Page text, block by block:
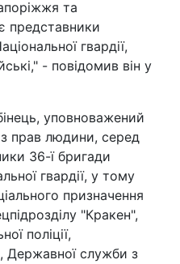
та
представники
гвардії,
- повідомив він у
уповноважений
прав людини, серед
36-ї бригади
гвардії, у тому
призначення
"Кракен",
поліції,
Державної служби з